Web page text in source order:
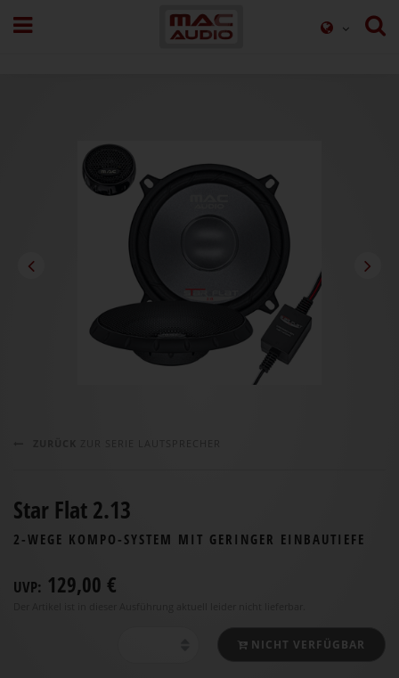
Star Flat 2.13
2-WEGE KOMPO-SYSTEM MIT GERINGER EINBAUTIEFE
UVP: 129,00 €
NICHT VERFÜGBAR